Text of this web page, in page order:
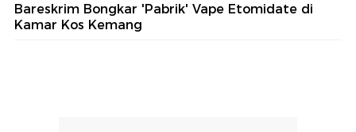
Bareskrim Bongkar 'Pabrik' Vape Etomidate di
Kamar Kos Kemang